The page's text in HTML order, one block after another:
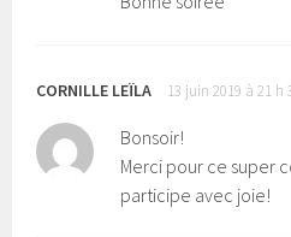
CORNILLE LEÏLA 13 juin 2019 à 21 h
Bonsoir!
Merci pour ce super
participe avec joie!